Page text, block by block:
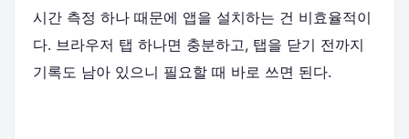
시간 측정 하나 때문에 앱을 설치하는 건 비효율적이
다. 브라우저 탭 하나면 충분하고, 탭을 닫기 전까지
기록도 남아 있으니 필요할 때 바로 쓰면 된다.